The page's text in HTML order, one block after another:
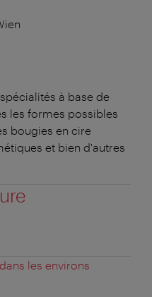
à base de
les formes possibles
bougies en cire
et bien d'autres
les environs